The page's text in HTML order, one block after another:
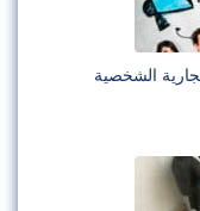
الشخصية